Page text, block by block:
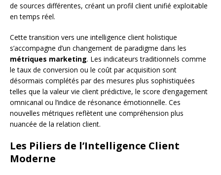
de sources différentes, créant un profil client unifié exploitable
en temps réel.
Cette transition vers une intelligence client holistique
s’accompagne d’un changement de paradigme dans les
métriques marketing. Les indicateurs traditionnels comme
le taux de conversion ou le coût par acquisition sont
désormais complétés par des mesures plus sophistiquées
telles que la valeur vie client prédictive, le score d’engagement
omnicanal ou l’indice de résonance émotionnelle. Ces
nouvelles métriques reflètent une compréhension plus
nuancée de la relation client.
Les Piliers de l’Intelligence Client
Moderne